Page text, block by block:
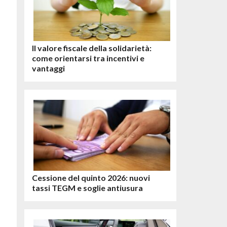
Il valore fiscale della solidarietà:
come orientarsi tra incentivi e
vantaggi
Cessione del quinto 2026: nuovi
tassi TEGM e soglie antiusura